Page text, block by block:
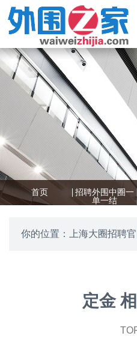
首页
招聘外围中圈一
单一结
你的位置： 上海大圈招聘
定金